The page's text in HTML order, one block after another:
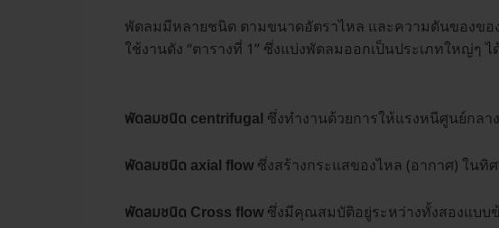
พัดลมมีหลายชนิด ตามขนาดอัตราไหล และความดันของขอ
ใช้งานดัง “ตารางที่ 1” ซึ่งแบ่งพัดลมออกเป็นประเภทใหญ่ๆ ไ
พัดลมชนิด centrifugal ซึ่งทำงานด้วยการให้แรงหนีศูนย์กล
พัดลมชนิด axial flow ซึ่งสร้างกระแสของไหล (อากาศ) ในทิศ
พัดลมชนิด Cross flow ซึ่งมีคุณสมบัติอยู่ระหว่างทั้งสองแบบ